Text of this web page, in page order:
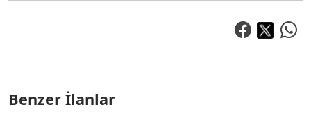
Benzer İlanlar